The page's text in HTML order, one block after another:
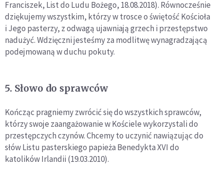
Franciszek, List do Ludu Bożego, 18.08.2018). Równocześnie
dziękujemy wszystkim, którzy w trosce o świętość Kościoła
i Jego pasterzy, z odwagą ujawniają grzech i przestępstwo
nadużyć. Wdzięczni jesteśmy za modlitwę wynagradzającą
podejmowaną w duchu pokuty.
5. Słowo do sprawców
Kończąc pragniemy zwrócić się do wszystkich sprawców,
którzy swoje zaangażowanie w Kościele wykorzystali do
przestępczych czynów. Chcemy to uczynić nawiązując do
słów Listu pasterskiego papieża Benedykta XVI do
katolików Irlandii (19.03.2010).